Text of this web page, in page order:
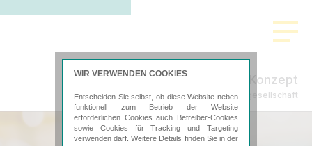
SteuerPlus Konzept
Steuerberatungsgesellschaft
WIR VERWENDEN COOKIES
Entscheiden Sie selbst, ob diese Website neben
funktionell zum Betrieb der Website
erforderlichen Cookies auch Betreiber-Cookies
sowie Cookies für Tracking und Targeting
verwenden darf. Weitere Details finden Sie in der